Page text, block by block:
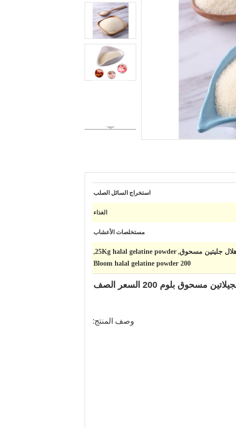
استخراج السائل الصلب
الغذاء
مستخلصات الأعشاب
,
25Kg halal gelatine powder
,
200 Bloom halal gelatine powder
جيلاتين 1 كجم 25 كجم كيس أغجار 200 بلوم لحم البقر الحلال الفوري بكميات كبيرة البحرية الجيلاتين مسحوق بلوم 200 السعر الصف
وصف المنتج: